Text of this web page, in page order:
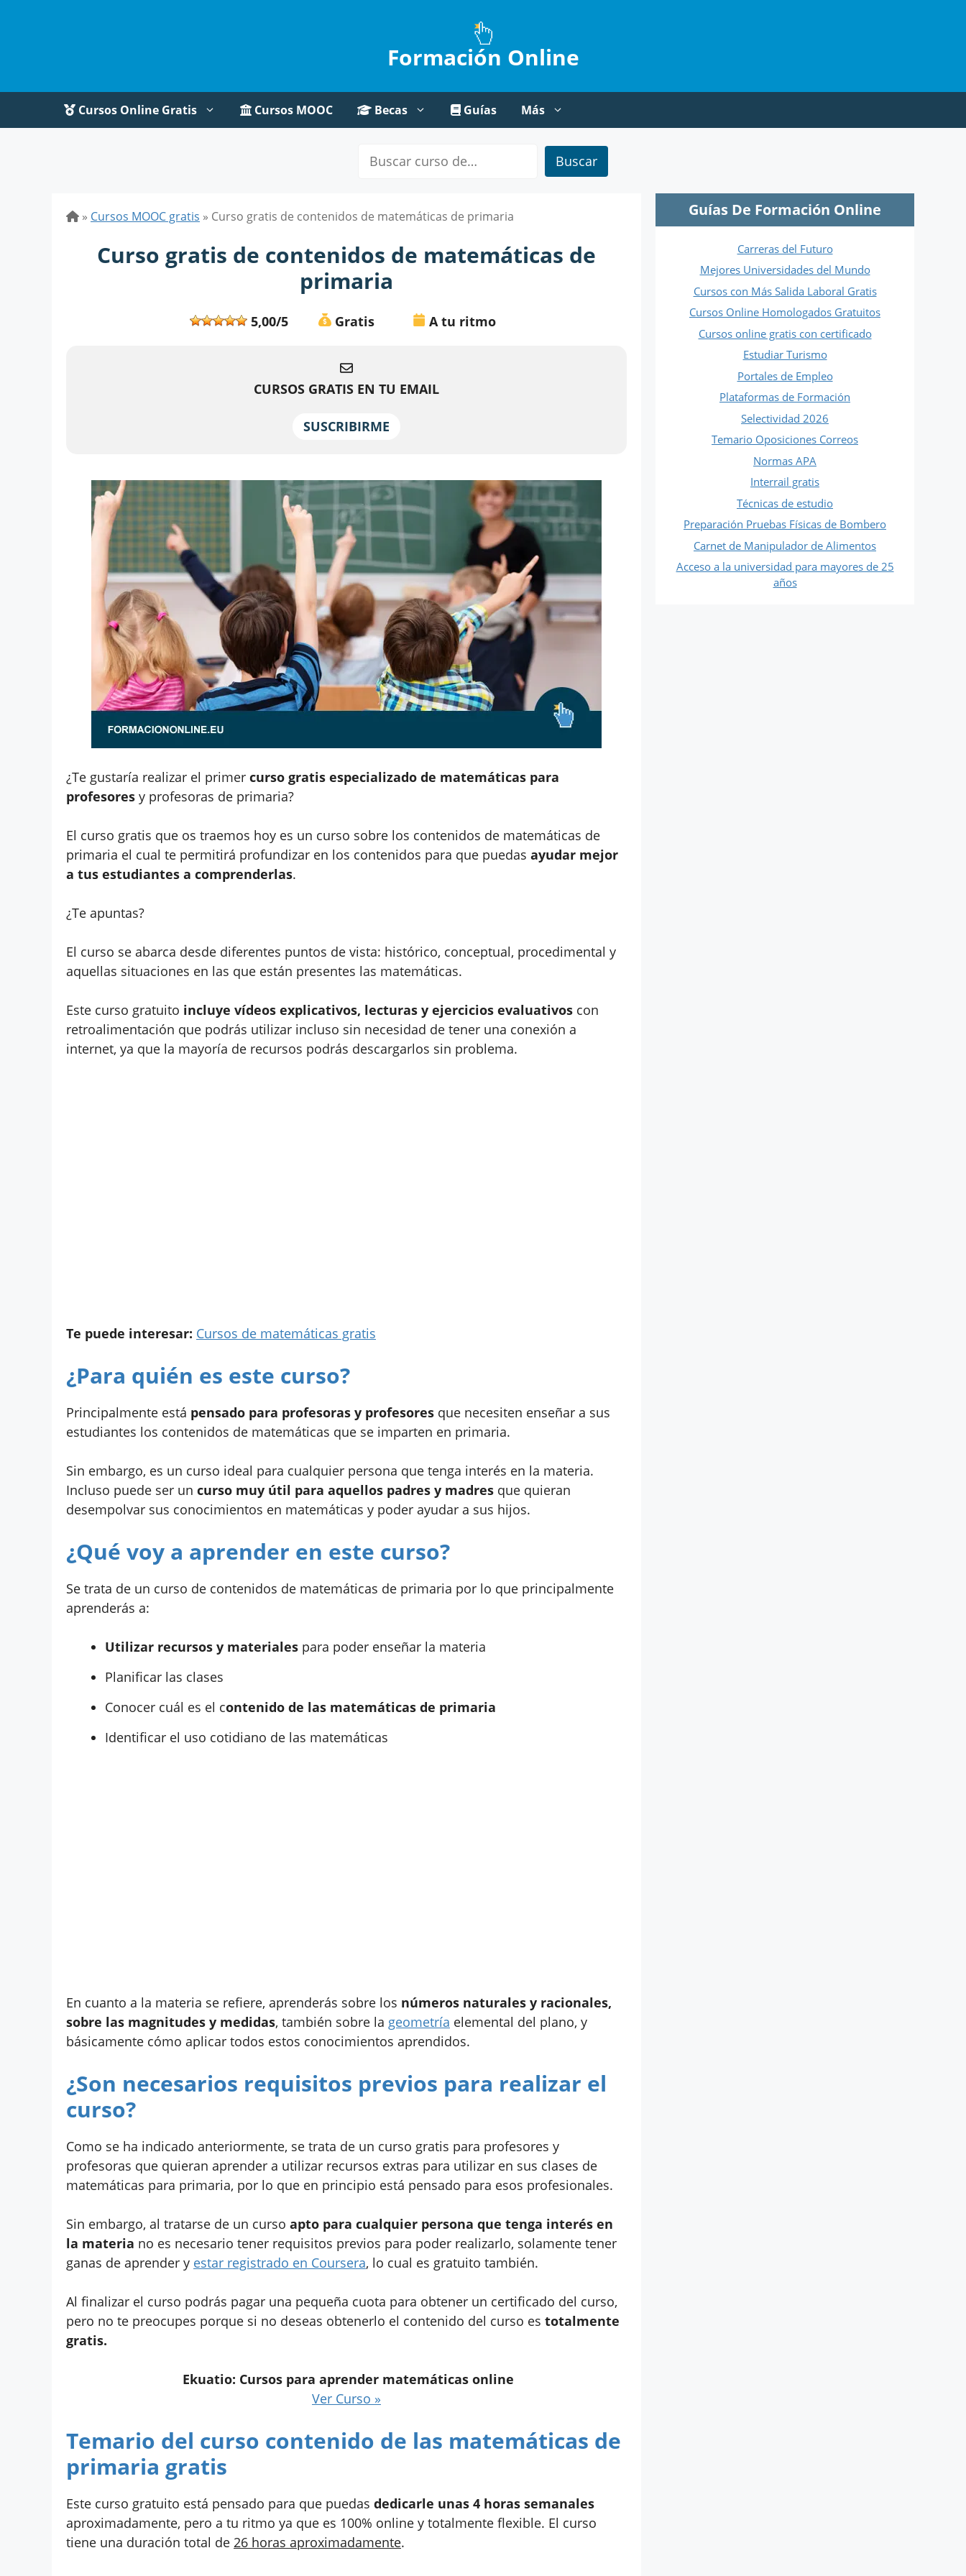
Formación Online
Cursos Online Gratis Cursos MOOC Becas Guías Más
Buscar
» Cursos MOOC gratis » Curso gratis de contenidos de matemáticas de primaria
Curso gratis de contenidos de matemáticas de
primaria
5,00/5 Gratis A tu ritmo
CURSOS GRATIS EN TU EMAIL
SUSCRIBIRME
¿Te gustaría realizar el primer curso gratis especializado de matemáticas para
profesores y profesoras de primaria?
El curso gratis que os traemos hoy es un curso sobre los contenidos de matemáticas de
primaria el cual te permitirá profundizar en los contenidos para que puedas ayudar mejor
a tus estudiantes a comprenderlas.
¿Te apuntas?
El curso se abarca desde diferentes puntos de vista: histórico, conceptual, procedimental y
aquellas situaciones en las que están presentes las matemáticas.
Este curso gratuito incluye vídeos explicativos, lecturas y ejercicios evaluativos con
retroalimentación que podrás utilizar incluso sin necesidad de tener una conexión a
internet, ya que la mayoría de recursos podrás descargarlos sin problema.
Te puede interesar: Cursos de matemáticas gratis
¿Para quién es este curso?
Principalmente está pensado para profesoras y profesores que necesiten enseñar a sus
estudiantes los contenidos de matemáticas que se imparten en primaria.
Sin embargo, es un curso ideal para cualquier persona que tenga interés en la materia.
Incluso puede ser un curso muy útil para aquellos padres y madres que quieran
desempolvar sus conocimientos en matemáticas y poder ayudar a sus hijos.
¿Qué voy a aprender en este curso?
Se trata de un curso de contenidos de matemáticas de primaria por lo que principalmente
aprenderás a:
Utilizar recursos y materiales para poder enseñar la materia
Planificar las clases
Conocer cuál es el contenido de las matemáticas de primaria
Identificar el uso cotidiano de las matemáticas
En cuanto a la materia se refiere, aprenderás sobre los números naturales y racionales,
sobre las magnitudes y medidas, también sobre la geometría elemental del plano, y
básicamente cómo aplicar todos estos conocimientos aprendidos.
¿Son necesarios requisitos previos para realizar el
curso?
Como se ha indicado anteriormente, se trata de un curso gratis para profesores y
profesoras que quieran aprender a utilizar recursos extras para utilizar en sus clases de
matemáticas para primaria, por lo que en principio está pensado para esos profesionales.
Sin embargo, al tratarse de un curso apto para cualquier persona que tenga interés en
la materia no es necesario tener requisitos previos para poder realizarlo, solamente tener
ganas de aprender y estar registrado en Coursera, lo cual es gratuito también.
Al finalizar el curso podrás pagar una pequeña cuota para obtener un certificado del curso,
pero no te preocupes porque si no deseas obtenerlo el contenido del curso es totalmente
gratis.
Ekuatio: Cursos para aprender matemáticas online
Ver Curso »
Temario del curso contenido de las matemáticas de
primaria gratis
Este curso gratuito está pensado para que puedas dedicarle unas 4 horas semanales
aproximadamente, pero a tu ritmo ya que es 100% online y totalmente flexible. El curso
tiene una duración total de 26 horas aproximadamente.
Guías De Formación Online
Carreras del Futuro
Mejores Universidades del Mundo
Cursos con Más Salida Laboral Gratis
Cursos Online Homologados Gratuitos
Cursos online gratis con certificado
Estudiar Turismo
Portales de Empleo
Plataformas de Formación
Selectividad 2026
Temario Oposiciones Correos
Normas APA
Interrail gratis
Técnicas de estudio
Preparación Pruebas Físicas de Bombero
Carnet de Manipulador de Alimentos
Acceso a la universidad para mayores de 25
años